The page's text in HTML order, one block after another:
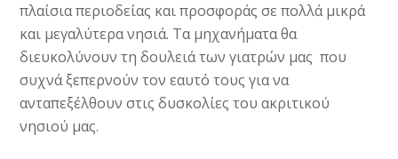
πλαίσια περιοδείας και προσφοράς σε πολλά μικρά
και μεγαλύτερα νησιά. Τα μηχανήματα θα
διευκολύνουν τη δουλειά των γιατρών μας που
συχνά ξεπερνούν τον εαυτό τους για να
ανταπεξέλθουν στις δυσκολίες του ακριτικού
νησιού μας.